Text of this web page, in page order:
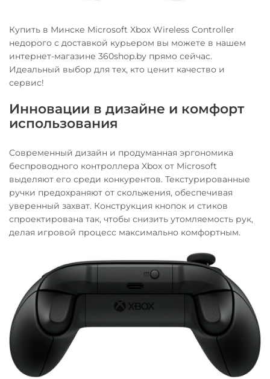
Купить в Минске Microsoft Xbox Wireless Controller
недорого с доставкой курьером вы можете в нашем
интернет-магазине 360shop.by прямо сейчас.
Идеальный выбор для тех, кто ценит качество и
сервис!
Инновации в дизайне и комфорт
использования
Современный дизайн и продуманная эргономика
беспроводного контроллера Xbox от Microsoft
выделяют его среди конкурентов. Текстурированные
ручки предохраняют от скольжения, обеспечивая
уверенный захват. Конструкция кнопок и стиков
спроектирована так, чтобы снизить утомляемость рук,
делая игровой процесс максимально комфортным.